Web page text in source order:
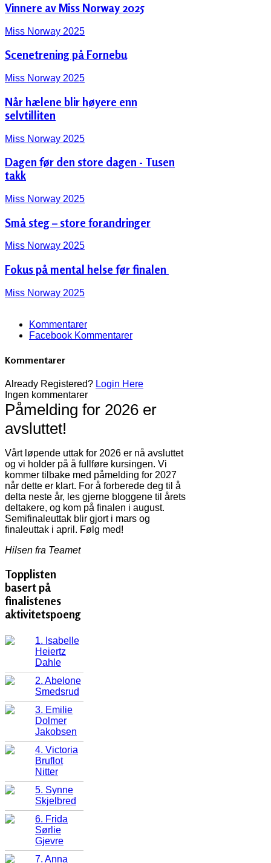
Vinnere av Miss Norway 2025
Miss Norway 2025
Scenetrening på Fornebu
Miss Norway 2025
Når hælene blir høyere enn
selvtilliten
Miss Norway 2025
Dagen før den store dagen - Tusen
takk
Miss Norway 2025
Små steg – store forandringer
Miss Norway 2025
Fokus på mental helse før finalen ‍️
Miss Norway 2025
Kommentarer
Facebook Kommentarer
Kommentarer
Already Registered? Login Here
Ingen kommentarer
Påmelding for 2026 er
avsluttet!
Vårt løpende uttak for 2026 er nå avsluttet
og vi holder på å fullføre kursingen. Vi
kommer tilbake med påmelding for 2027
når dette er klart. For å forberede deg til å
delta neste år, les gjerne bloggene til årets
deltakere, og kom på finalen i august.
Semifinaleuttak blir gjort i mars og
finaleuttak i april. Følg med!
Hilsen fra Teamet
Topplisten
basert på
finalistenes
aktivitetspoeng
1. Isabelle
Heiertz
Dahle
2. Abelone
Smedsrud
3. Emilie
Dolmer
Jakobsen
4. Victoria
Bruflot
Nitter
5. Synne
Skjelbred
6. Frida
Sørlie
Gjevre
7. Anna